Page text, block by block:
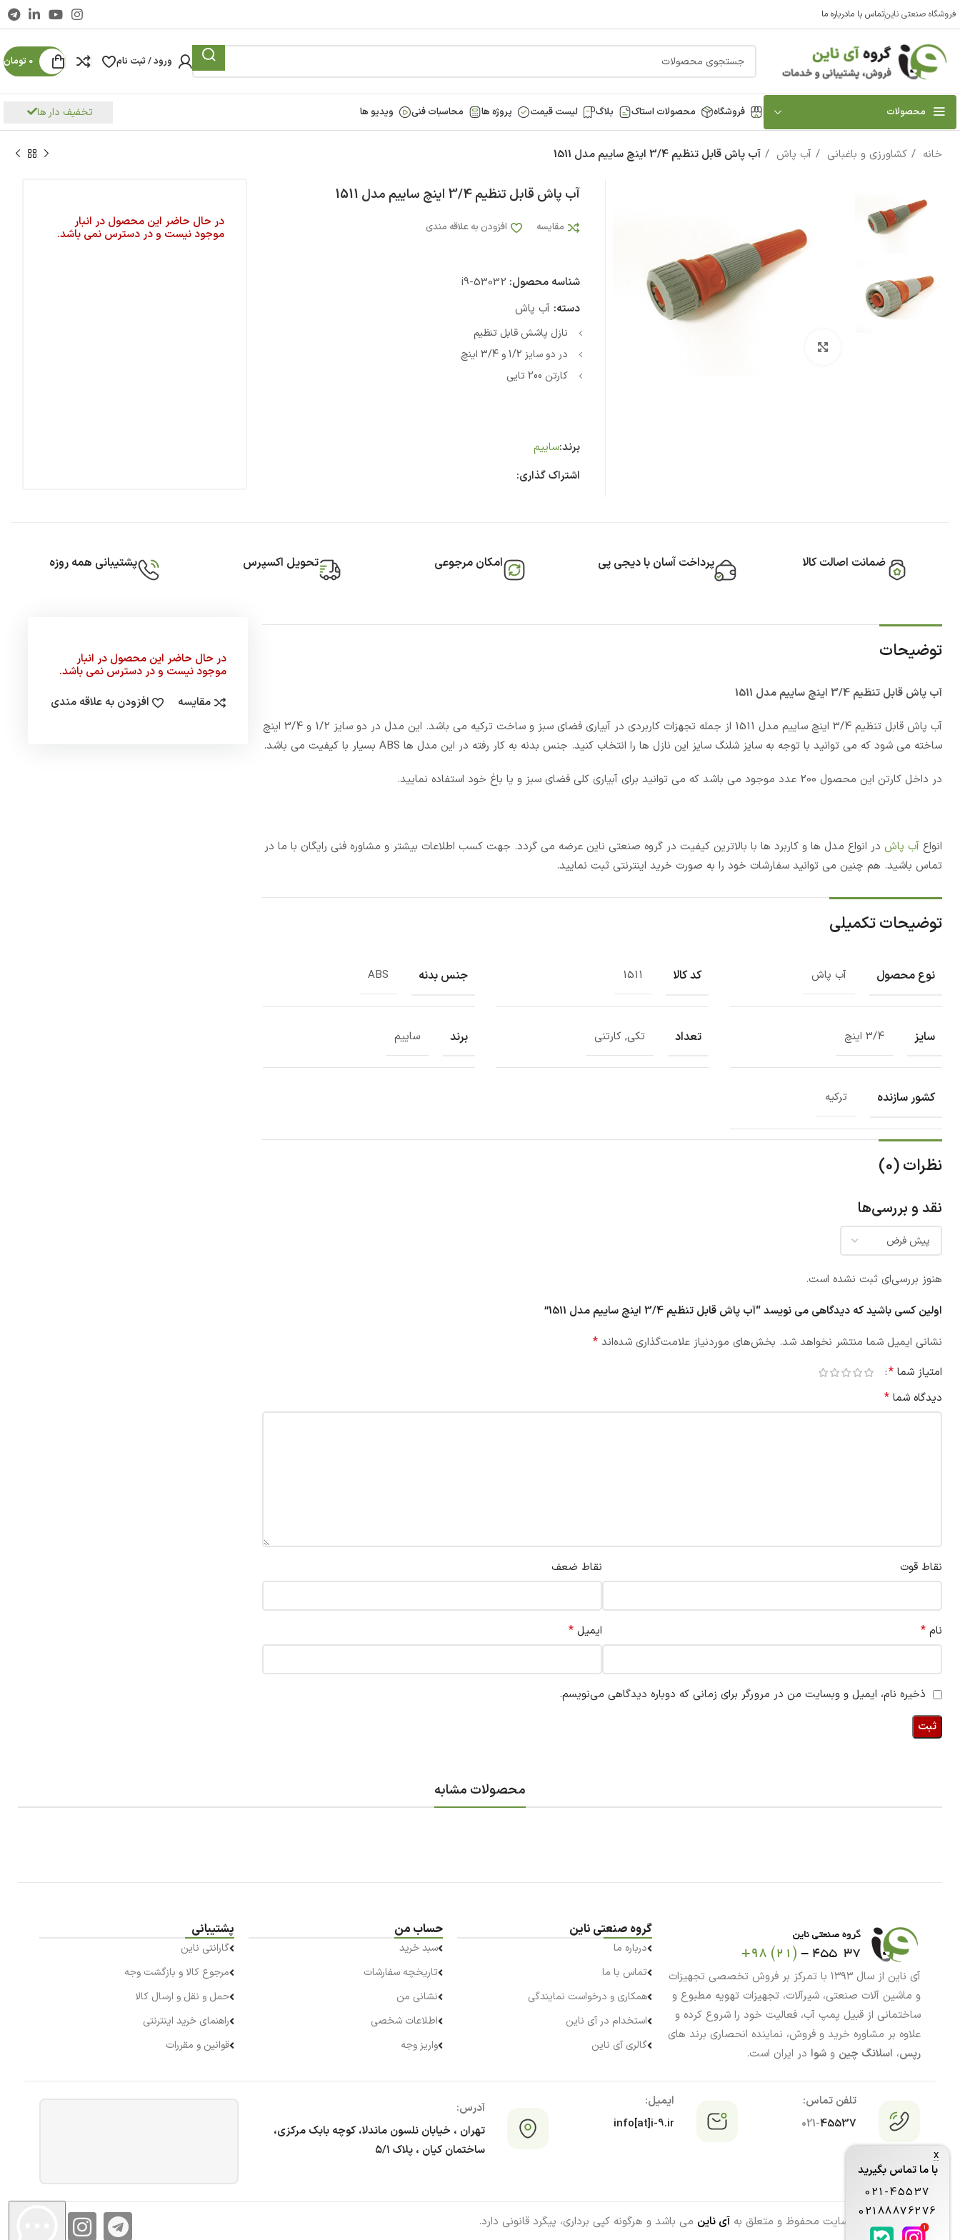
فروشگاه صنعتی ناینتماس با مادرباره ما
ورود / ثبت نام 0 تومان
محصولات فروشگاه محصولات استاک بلاگ لیست قیمت پروژه ها محاسبات فنی ویدیو ها تخفیف دار ها
خانه کشاورزی و باغبانی آب پاش آب پاش قابل تنظیم 3/4 اینچ ساییم مدل 1511
آب پاش قابل تنظیم 3/4 اینچ ساییم مدل 1511
مقایسه افزودن به علاقه مندی
شناسه محصول: i9-53032
دسته: آب پاش
نازل پاشش قابل تنظیم
در دو سایز 1/2 و 3/4 اینچ
کارتن 200 تایی
برند:ساییم
اشتراک گذاری:
در حال حاضر این محصول در انبار
موجود نیست و در دسترس نمی باشد.
ضمانت اصالت کالا پرداخت آسان با دیجی پی امکان مرجوعی تحویل اکسپرس پشتیبانی همه روزه
توضیحات
آب پاش قابل تنظیم 3/4 اینچ ساییم مدل 1511
آب پاش قابل تنظیم 3/4 اینچ ساییم مدل 1511 از جمله تجهزات کاربردی در آبیاری فضای سبز و ساخت ترکیه می باشد. این مدل در دو سایز 1/2 و 3/4 اینچ
ساخته می شود که می توانید با توجه به سایز شلنگ سایز این نازل ها را انتخاب کنید. جنس بدنه به کار رفته در این مدل ها ABS بسیار با کیفیت می باشد.
در داخل کارتن این محصول 200 عدد موجود می باشد که می توانید برای آبیاری کلی فضای سبز و یا باغ خود استفاده نمایید.
انواع آب پاش در انواع مدل ها و کاربرد ها با بالاترین کیفیت در گروه صنعتی ناین عرضه می گردد. جهت کسب اطلاعات بیشتر و مشاوره فنی رایگان با ما در
تماس باشید. هم چنین می توانید سفارشات خود را به صورت خرید اینترنتی ثبت نمایید.
توضیحات تکمیلی
نوع محصول آب پاش کد کالا 1511 جنس بدنه ABS
سایز 3/4 اینچ تعداد تکی, کارتنی برند ساییم
کشور سازنده ترکیه
نظرات (0)
نقد و بررسی‌ها
هنوز بررسی‌ای ثبت نشده است.
اولین کسی باشید که دیدگاهی می نویسد “آب پاش قابل تنظیم 3/4 اینچ ساییم مدل 1511”
نشانی ایمیل شما منتشر نخواهد شد. بخش‌های موردنیاز علامت‌گذاری شده‌اند *
امتیاز شما *
دیدگاه شما *
نقاط قوت نقاط ضعف
نام * ایمیل *
ذخیره نام، ایمیل و وبسایت من در مرورگر برای زمانی که دوباره دیدگاهی می‌نویسم.
در حال حاضر این محصول در انبار
موجود نیست و در دسترس نمی باشد.
مقایسه
افزودن به علاقه مندی
محصولات مشابه
آی ناین از سال ۱۳۹۳ با تمرکز بر فروش تخصصی تجهیزات
و ماشین آلات صنعتی، شیرآلات، تجهیزات تهویه مطبوع و
ساختمانی از قبیل پمپ آب، فعالیت خود را شروع کرده و
علاوه بر مشاوره خرید و فروش، نماینده انحصاری برند های
رپس، اسلانگ چین و شوا در ایران است.
گروه صنعتی ناین
درباره ما
تماس با ما
همکاری و درخواست نمایندگی
استخدام در آی ناین
گالری آی ناین
حساب من
سبد خرید
تاریخچه سفارشات
نشانی من
اطلاعات شخصی
واریز وجه
پشتیبانی
گارانتی ناین
مرجوع کالا و بازگشت وجه
حمل و نقل و ارسال کالا
راهنمای خرید اینترنتی
قوانین و مقررات
تلفن تماس:
021-45537
ایمیل:
info[at]i-9.ir
آدرس:
تهران ، خیابان نلسون ماندلا، کوچه بابک مرکزی،
ساختمان کیان ، پلاک ۵/۱
تمامی حقوق این سایت محفوظ و متعلق به آی ناین می باشد و هرگونه کپی برداری، پیگرد قانونی دارد.
x
با ما تماس بگیرید
021-45537
02188876276